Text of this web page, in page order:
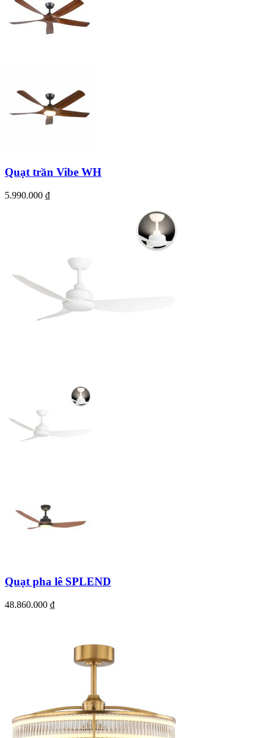
Quạt trần Vibe WH
5.990.000 ₫
Quạt pha lê SPLEND
48.860.000 ₫